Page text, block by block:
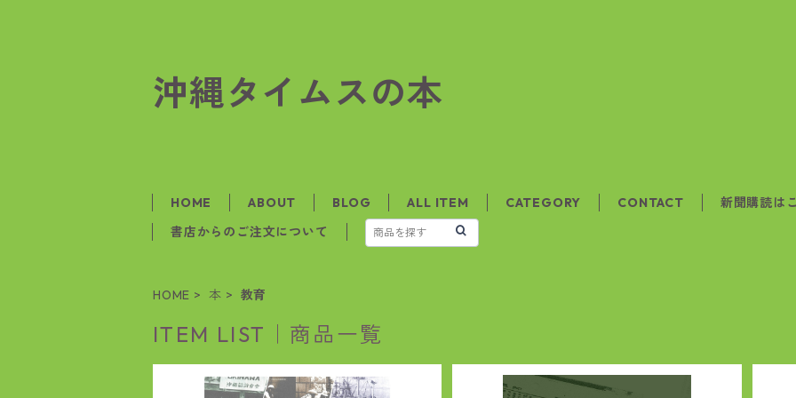
沖縄タイムスの本
HOME ABOUT BLOG ALL ITEM CATEGORY CONTACT
新聞購読は
書店からのご注文について
HOME 本 教育
ITEM LIST｜商品一覧